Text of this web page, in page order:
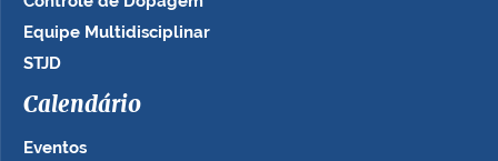
Equipe Multidisciplinar
STJD
Calendário
Eventos